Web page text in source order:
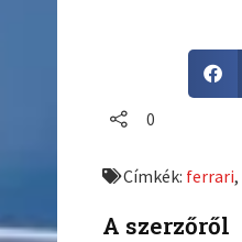
h
o
f
0
Címkék: ferrari,
A szerzőről